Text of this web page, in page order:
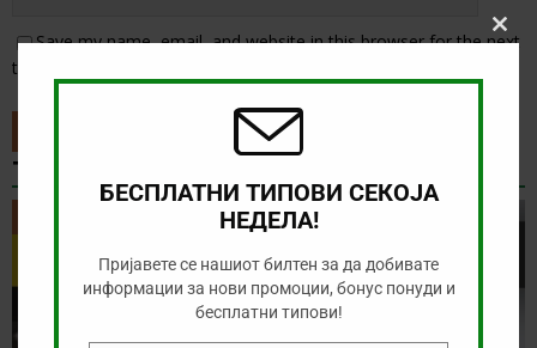
Save my name, email, and website in this browser for the next
time I comment.
ТИП НА ДЕНОТ
Close
БЕСПЛАТНИ ТИПОВИ СЕКОЈА
НЕДЕЛА!
Пријавете се нашиот билтен за да добивате
информации за нови промоции, бонус понуди и
бесплатни типови!